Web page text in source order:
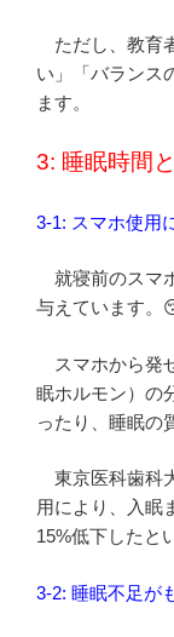
ただし、教育
い」「バランス
ます。
3: 睡眠時間
3-1: スマホ使用
就寝前のスマ
与えています
スマホから発
眠ホルモン）の
ったり、睡眠の
東京医科歯科
用により、入眠
15%低下したと
3-2: 睡眠不足が